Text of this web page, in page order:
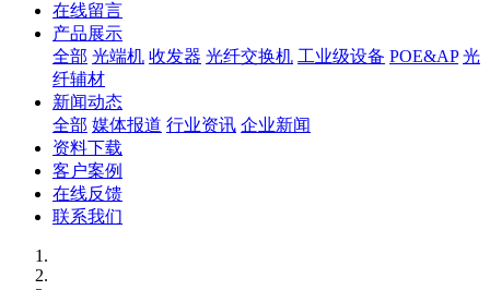
在线留言
产品展示
全部 光端机 收发器 光纤交换机 工业级设备 POE&AP 光
纤辅材
新闻动态
全部 媒体报道 行业资讯 企业新闻
资料下载
客户案例
在线反馈
联系我们